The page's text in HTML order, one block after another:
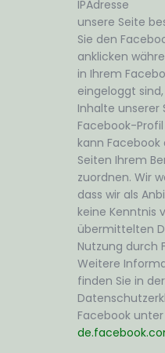
IPAdresse
unsere Seite
Sie den
anklicken
in Ihrem
eingeloggt
Inhalte unserer
Facebook-
kann
Seiten Ihrem
zuordnen. Wir
dass wir als
keine Kenntnis
übermittelten
Nutzung durch
Weitere
finden Sie in der
Facebook unter